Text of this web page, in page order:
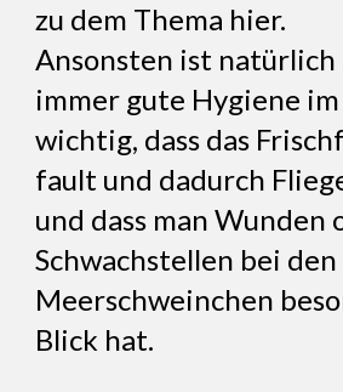
zu dem Thema hier.
Ansonsten ist natürlich
immer gute Hygiene im
wichtig, dass das
fault und dadurch
und dass man Wunden
Schwachstellen bei den
Meerschweinchen
Blick hat.